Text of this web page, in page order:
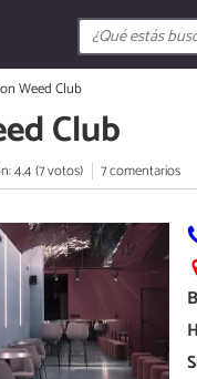
Weed Club
Club
4.4 (7 votos) 7 comentarios